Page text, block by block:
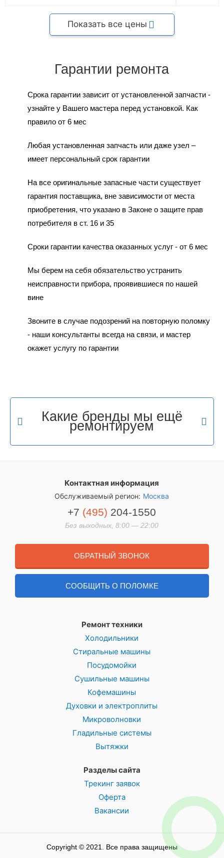
Показать все цены
Гарантии ремонта
Срока гарантии зависит от установленной запчасти -
узнайте у Вашего мастера перед установкой. Как
правило от 6 мес
Любая установленная запчасть или даже узел –
имеет персональный срок гарантии
На все оригинальные запасные части существует
гарантия поставщика, вне зависимости от места
приобретения, что указано в Законе о защите прав
потребителя в ст. 16 и 35
Сроки гарантии качества оказанных услуг - от 6 мес
Мы берем на себя обязательство устранить
неисправности прибора, проявившиеся по нашей
вине
Звоните в случае подозрений на повторную поломку
- наши консультанты всегда на связи, и мастер
окажет услугу по гарантии
Какие бренды мы ещё
ремонтируем
Контактная информация
Обслуживаемый регион: Москва
+7 (495) 204-1550
Без выходных, 8:00 — 22:00
ОБРАТНЫЙ ЗВОНОК
СООБЩИТЬ О ПОЛОМКЕ
Ремонт техники
Холодильники
Стиральные машины
Посудомойки
Сушильные машины
Кофемашины
Духовки и электроплиты
Микроволновки
Гладильные системы
Вытяжки
Разделы сайта
Трекинг заявок
Оферта
Вакансии
Copyright © 2021. Все права защищены